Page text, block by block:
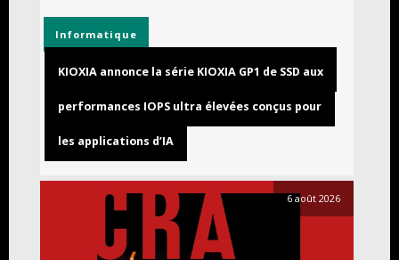
Informatique
KIOXIA annonce la série KIOXIA GP1 de SSD aux
performances IOPS ultra élevées conçus pour
les applications d’IA
6 août 2026